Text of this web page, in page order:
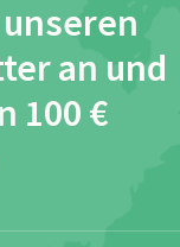
an und
100 €